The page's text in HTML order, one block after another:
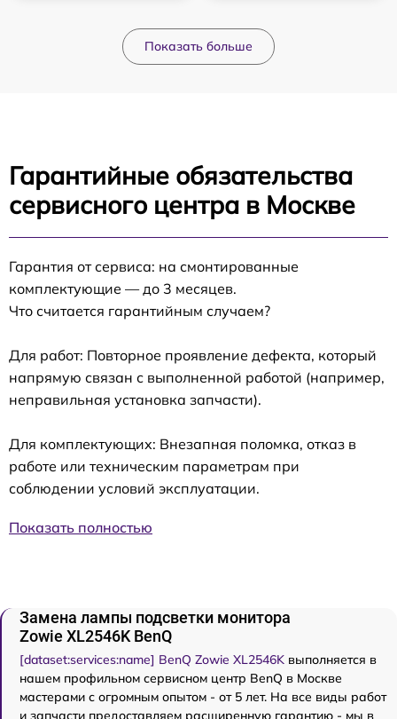
Показать больше
Гарантийные обязательства
сервисного центра в Москве
Гарантия от сервиса: на смонтированные
комплектующие — до 3 месяцев.
Что считается гарантийным случаем?
Для работ: Повторное проявление дефекта, который
напрямую связан с выполненной работой (например,
неправильная установка запчасти).
Для комплектующих: Внезапная поломка, отказ в
работе или техническим параметрам при
соблюдении условий эксплуатации.
Показать полностью
Замена лампы подсветки монитора
Zowie XL2546K BenQ
[dataset:services:name] BenQ Zowie XL2546K выполняется в
нашем профильном сервисном центр BenQ в Москве
мастерами с огромным опытом - от 5 лет. На все виды работ
и запчасти предоставляем расширенную гарантию - мы в